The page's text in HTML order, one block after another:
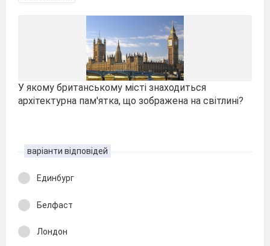
У якому британському місті знаходиться
архітектурна пам'ятка, що зображена на світлині?
варіанти відповідей
Единбург
Белфаст
Лондон